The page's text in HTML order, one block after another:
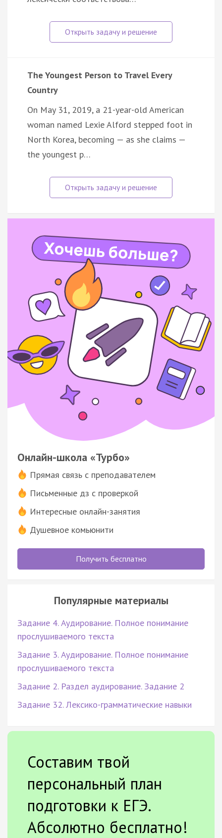
The Youngest Person to Travel Every
Country
On May 31, 2019, a 21-year-old American
woman named Lexie Alford stepped foot in
North Korea, becoming — as she claims —
the youngest p…
Онлайн-школа «Турбо»
Прямая связь с преподавателем
Письменные дз с проверкой
Интересные онлайн-занятия
Душевное комьюнити
Получить бесплатно
Популярные материалы
Задание 4. Аудирование. Полное понимание
прослушиваемого текста
Задание 3. Аудирование. Полное понимание
прослушиваемого текста
Задание 2. Раздел аудирование. Задание 2
Задание 32. Лексико-грамматические навыки
Составим твой
персональный план
подготовки к ЕГЭ.
Абсолютно бесплатно!